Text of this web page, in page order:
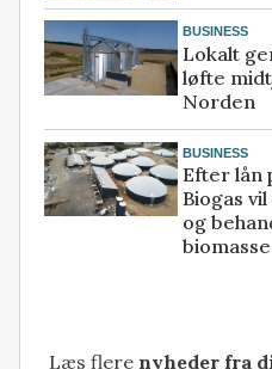
BUSINESS
Lokalt
løfte
Norden
BUSINESS
Efter lån
Biogas
og
biomasse
Læs flere nyheder fra